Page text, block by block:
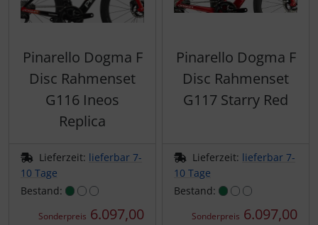
Pinarello Dogma F
Disc Rahmenset
G116 Ineos
Replica
Lieferzeit: lieferbar 7-
10 Tage
Bestand:
Sonderpreis 6.097,00
Pinarello Dogma F
Disc Rahmenset
G117 Starry Red
Lieferzeit: lieferbar 7-
10 Tage
Bestand:
Sonderpreis 6.097,00